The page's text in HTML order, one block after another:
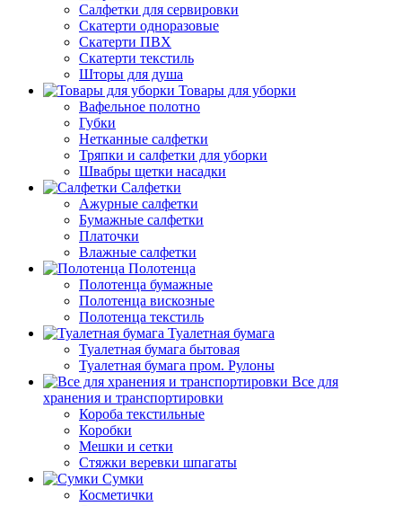
Салфетки для сервировки
Скатерти одноразовые
Скатерти ПВХ
Скатерти текстиль
Шторы для душа
Товары для уборки
Вафельное полотно
Губки
Нетканные салфетки
Тряпки и салфетки для уборки
Швабры щетки насадки
Салфетки
Ажурные салфетки
Бумажные салфетки
Платочки
Влажные салфетки
Полотенца
Полотенца бумажные
Полотенца вискозные
Полотенца текстиль
Туалетная бумага
Туалетная бумага бытовая
Туалетная бумага пром. Рулоны
Все для
хранения и транспортировки
Короба текстильные
Коробки
Мешки и сетки
Стяжки веревки шпагаты
Сумки
Косметички